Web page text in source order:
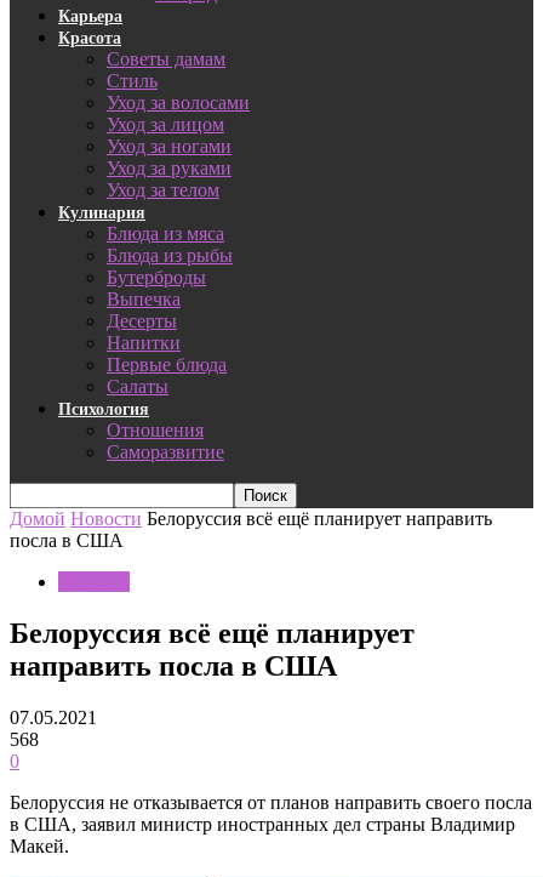
Карьера
Красота
Советы дамам
Стиль
Уход за волосами
Уход за лицом
Уход за ногами
Уход за руками
Уход за телом
Кулинария
Блюда из мяса
Блюда из рыбы
Бутерброды
Выпечка
Десерты
Напитки
Первые блюда
Салаты
Психология
Отношения
Саморазвитие
Домой Новости Белоруссия всё ещё планирует направить
посла в США
Белоруссия всё ещё планирует
направить посла в США
07.05.2021
568
0
Белоруссия не отказывается от планов направить своего посла
в США, заявил министр иностранных дел страны Владимир
Макей.